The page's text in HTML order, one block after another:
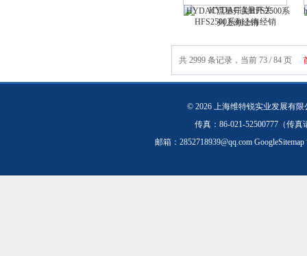
HYDAC流量开关HFS2500系
列上海经销
共 2999 条记录，当前 73 / 84 页
© 2026 上海维特锐实业发展有
传真：86-021-52500777（传
邮箱： 2852718939@qq.com GoogleSitemap